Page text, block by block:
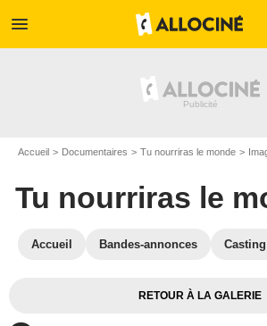
menu
Accueil Documentaires Tu nourriras le monde
Tu nourriras le
Accueil Bandes-annonces Casting
RETOUR À LA GALERIE